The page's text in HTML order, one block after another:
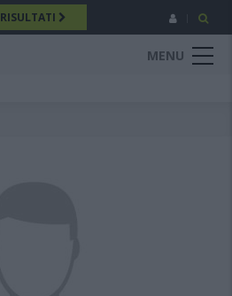
RISULTATI
MENU